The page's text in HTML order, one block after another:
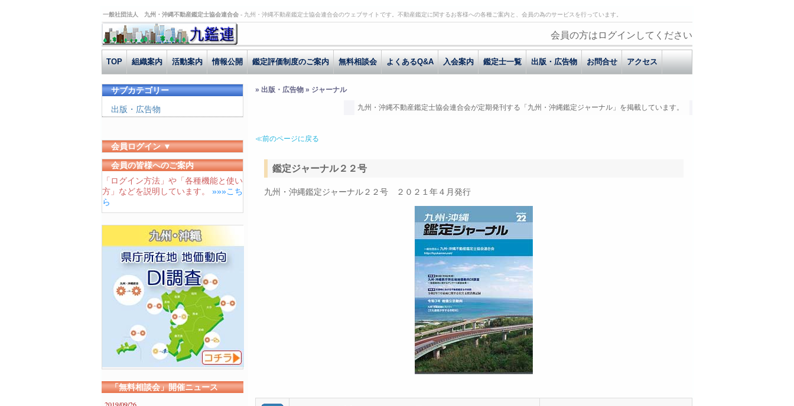
一般社団法人 九州・沖縄不動産鑑定士協会連合会 - 九州・沖縄不動産鑑定士協会連合会のウェブサイトです。不動産鑑定に関するお客様への各種ご案内と、会員の為のサービスを行っています。
会員の方はログインしてください
TOP 組織案内 活動案内 情報公開 鑑定評価制度のご案内 無料相談会 よくあるQ&A 入会案内 鑑定士一覧 出版・広告物 お問合せ アクセス
» 出版・広告物 » ジャーナル
九州・沖縄不動産鑑定士協会連合会が定期発刊する「九州・沖縄鑑定ジャーナル」を掲載しています。
≪前のページに戻る
鑑定ジャーナル２２号
九州・沖縄鑑定ジャーナル２２号 ２０２１年４月発行
サブカテゴリー
出版・広告物
会員ログイン ▼
ユーザーID
パスワード
会員の皆様へのご案内
「ログイン方法」や「各種機能と使い
方」などを説明しています。 »»»こち
ら
「無料相談会」開催ニュース